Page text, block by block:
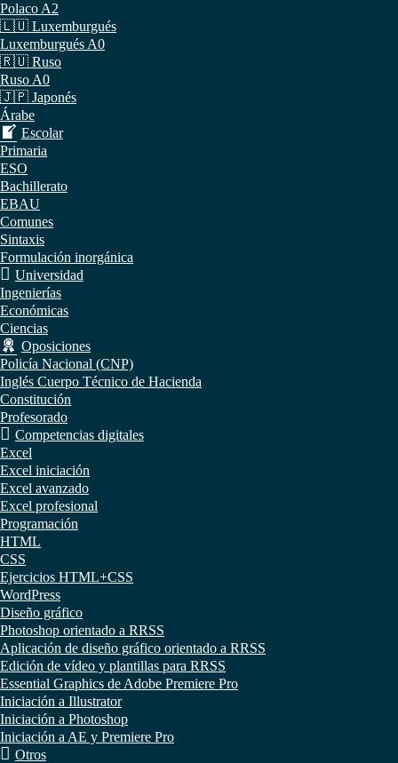
Polaco A2
🇱🇺 Luxemburgués
Luxemburgués A0
🇷🇺 Ruso
Ruso A0
🇯🇵 Japonés
Árabe
Escolar
Primaria
ESO
Bachillerato
EBAU
Comunes
Sintaxis
Formulación inorgánica
Universidad
Ingenierías
Económicas
Ciencias
Oposiciones
Policía Nacional (CNP)
Inglés Cuerpo Técnico de Hacienda
Constitución
Profesorado
Competencias digitales
Excel
Excel iniciación
Excel avanzado
Excel profesional
Programación
HTML
CSS
Ejercicios HTML+CSS
WordPress
Diseño gráfico
Photoshop orientado a RRSS
Aplicación de diseño gráfico orientado a RRSS
Edición de vídeo y plantillas para RRSS
Essential Graphics de Adobe Premiere Pro
Iniciación a Illustrator
Iniciación a Photoshop
Iniciación a AE y Premiere Pro
Otros